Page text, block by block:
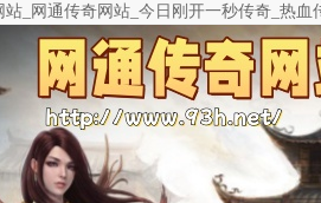
_网通传奇网站_今日刚开一秒传奇_热血
注于变态传奇,超级变态传奇,超变态传
，超变传奇，宠物传奇，微变传奇，公益